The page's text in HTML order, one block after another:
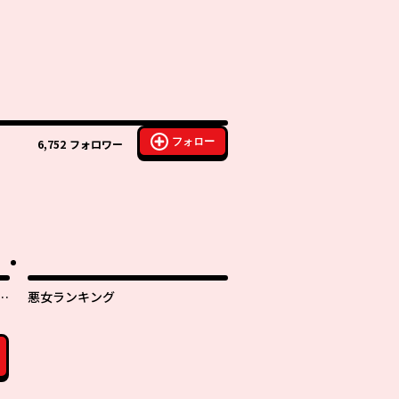
6,752 フォロワー フォロー
悪女ランキング